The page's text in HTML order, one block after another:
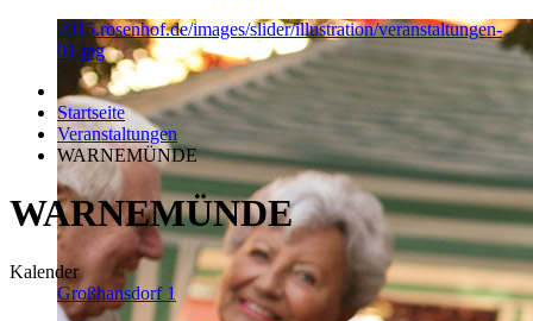
2015.rosenhof.de/images/slider/illustration/veranstaltungen-
01.jpg
Startseite
Veranstaltungen
WARNEMÜNDE
WARNEMÜNDE
Kalender
Großhansdorf 1